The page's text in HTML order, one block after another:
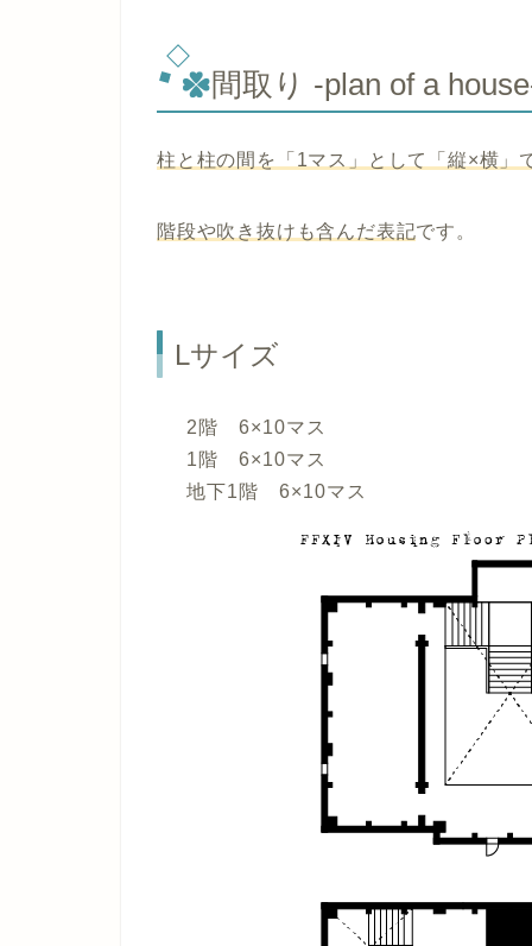
間取り -plan of a
柱と柱の間を「1マス」として「縦×横」
階段や吹き抜けも含んだ表記です。
Lサイズ
2階 6×10マス
1階 6×10マス
地下1階 6×10マス